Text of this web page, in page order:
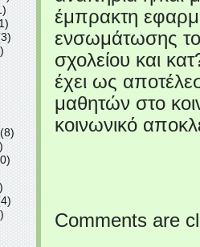
έμπρακτη
ενσωμάτωσης
σχολείου και
έχει ως
μαθητών στο
κοινωνικό
Comments are